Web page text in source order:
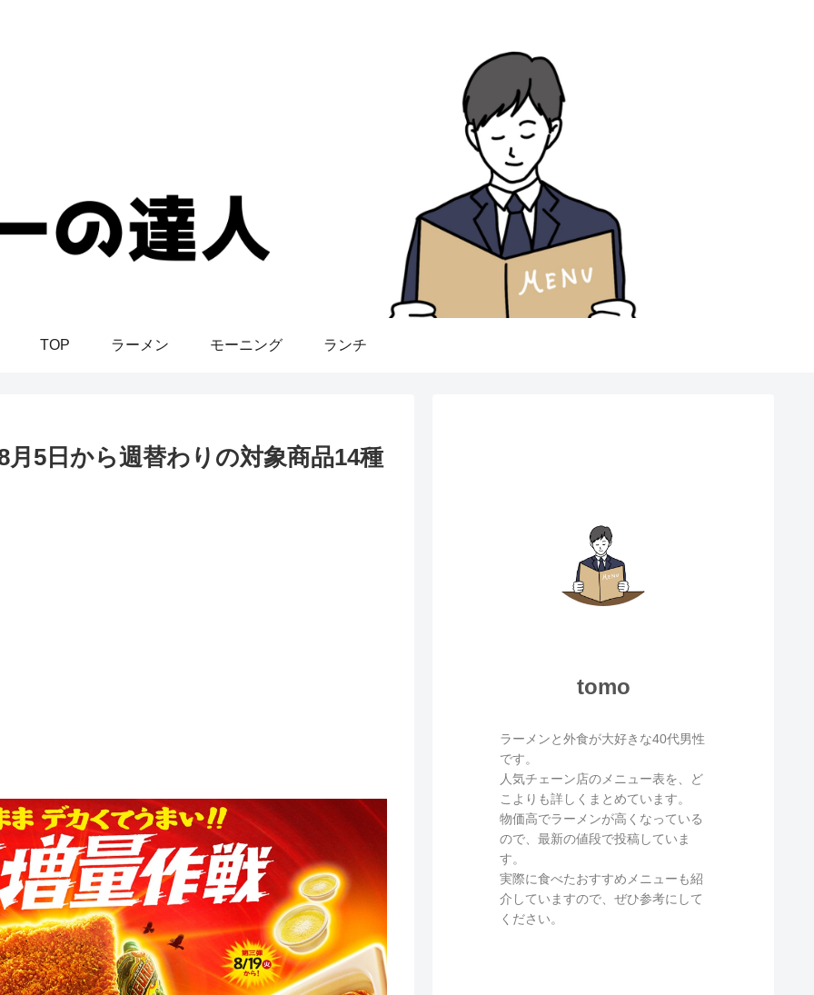
TOP ラーメン モーニング ランチ
5日から週替わりの対象商品14種
tomo
ラーメンと外食が大好きな40代男性
です。
人気チェーン店のメニュー表を、ど
こよりも詳しくまとめています。
物価高でラーメンが高くなっている
ので、最新の値段で投稿していま
す。
実際に食べたおすすめメニューも紹
介していますので、ぜひ参考にして
ください。